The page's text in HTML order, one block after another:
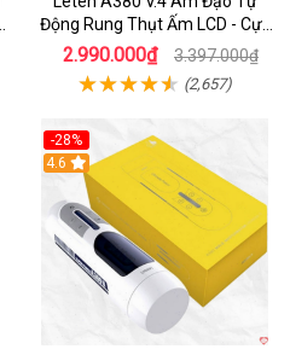
Động Rung Thụt Ấm LCD - Cực
Phê
2.990.000₫ 3.397.000₫
(2,657)
-28%
Hot
4.6